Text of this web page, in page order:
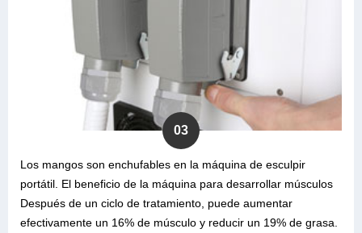
03
Los mangos son enchufables en la máquina de esculpir
portátil. El beneficio de la máquina para desarrollar músculos
Después de un ciclo de tratamiento, puede aumentar
efectivamente un 16% de músculo y reducir un 19% de grasa.